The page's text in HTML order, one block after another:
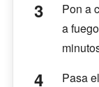
Pon a
a
Pasa